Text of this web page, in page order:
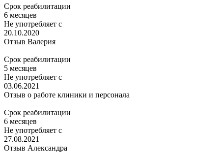
Срок реабилитации
6 месяцев
Не употребляет с
20.10.2020
Отзыв Валерия
Срок реабилитации
5 месяцев
Не употребляет с
03.06.2021
Отзыв о работе клиники и персонала
Срок реабилитации
6 месяцев
Не употребляет с
27.08.2021
Отзыв Александра